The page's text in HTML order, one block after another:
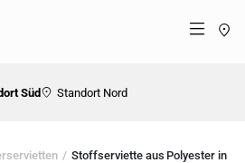
Menü
Süd Standort Nord
Stoffserviette aus Polyester in